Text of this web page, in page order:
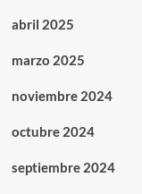
abril 2025
marzo 2025
noviembre 2024
octubre 2024
septiembre 2024